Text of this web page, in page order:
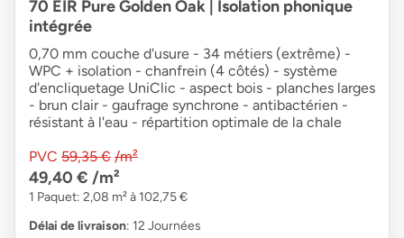
70 EIR Pure Golden Oak | Isolation phonique
intégrée
0,70 mm couche d'usure - 34 métiers (extrême) -
WPC + isolation - chanfrein (4 côtés) - système
d'encliquetage UniClic - aspect bois - planches larges
- brun clair - gaufrage synchrone - antibactérien -
résistant à l'eau - répartition optimale de la chale
PVC 59,35 € /m²
49,40 € /m²
1 Paquet: 2,08 m² à 102,75 €
Délai de livraison: 12 Journées